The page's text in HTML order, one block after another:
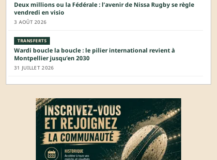
Deux millions ou la Fédérale : l’avenir de Nissa Rugby se règle
vendredi en visio
3 AOÛT 2026
TRANSFERTS
Wardi boucle la boucle : le pilier international revient à
Montpellier jusqu’en 2030
31 JUILLET 2026